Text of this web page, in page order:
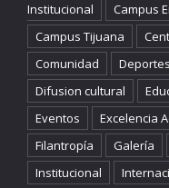
Institucional
Campus
Campus Tijuana
Comunidad
Deportes
Difusion cultural
Eventos
Excelencia
Filantropía
Galería
Institucional